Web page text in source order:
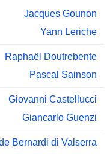
Jacques Gounon
Yann Leriche
Raphaël Doutrebente
Pascal Sainson
Giovanni Castellucci
Giancarlo Guenzi
Bernardi di Valserra